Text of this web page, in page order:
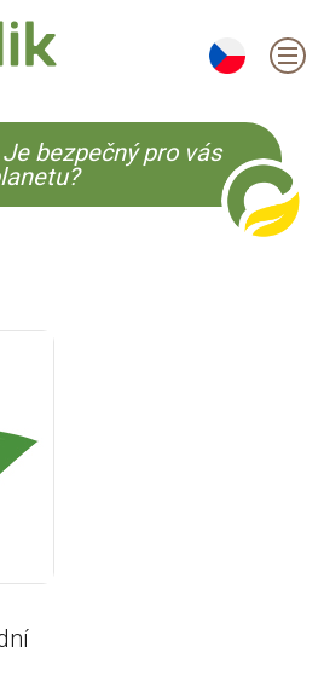
ES CS KO
bezpečný pro vás